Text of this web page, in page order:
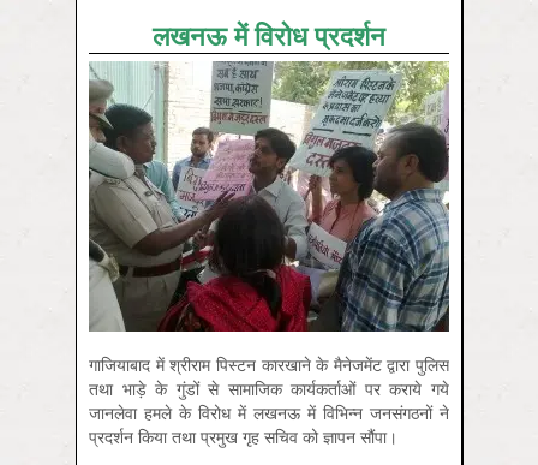
लखनऊ में विरोध प्रदर्शन
गाजियाबाद में श्रीराम पिस्टन कारखाने के मैनेजमेंट द्वारा पुलिस
तथा भाड़े के गुंडों से सामाजिक कार्यकर्ताओं पर कराये गये
जानलेवा हमले के विरोध में लखनऊ में विभिन्न जनसंगठनों ने
प्रदर्शन किया तथा प्रमुख गृह सचिव को ज्ञापन सौंपा।